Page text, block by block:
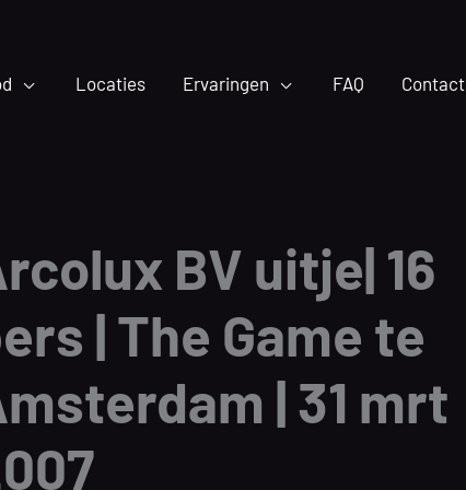
Locaties Ervaringen FAQ Contact
BV uitje| 16
| The Game te
| 31 mrt